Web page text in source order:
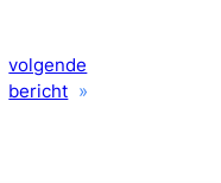
volgende
bericht »